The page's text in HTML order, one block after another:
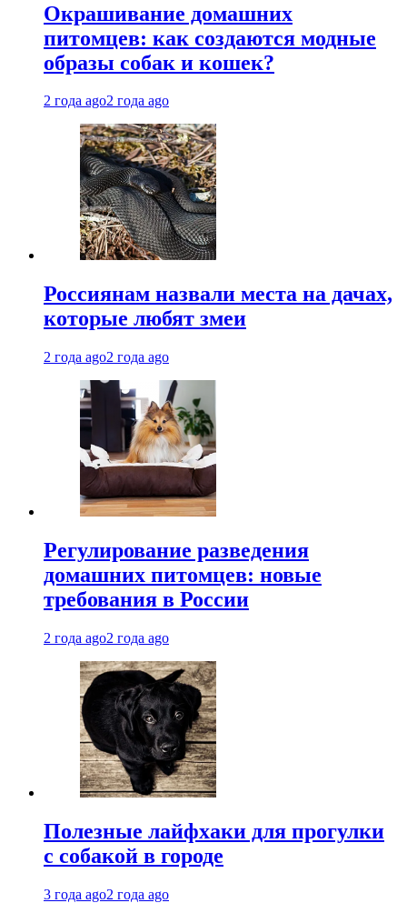
Окрашивание домашних
питомцев: как создаются модные
образы собак и кошек?
2 года ago2 года ago
Россиянам назвали места на дачах,
которые любят змеи
2 года ago2 года ago
Регулирование разведения
домашних питомцев: новые
требования в России
2 года ago2 года ago
Полезные лайфхаки для прогулки
с собакой в городе
3 года ago2 года ago